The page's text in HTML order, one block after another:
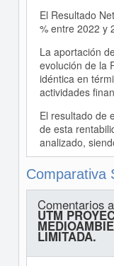
El Resultado
% entre 2022 y
La aportación
evolución de la
idéntica en
actividades
El resultado de
de esta
analizado,
Comparativa
Comentarios
UTM
LIMITADA.